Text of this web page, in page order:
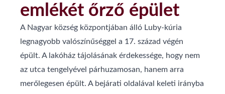
emlékét őrző épület
A Nagyar község központjában álló Luby-kúria
legnagyobb valószínűséggel a 17. század végén
épült. A lakóház tájolásának érdekessége, hogy nem
az utca tengelyével párhuzamosan, hanem arra
merőlegesen épült. A bejárati oldalával keleti irányba